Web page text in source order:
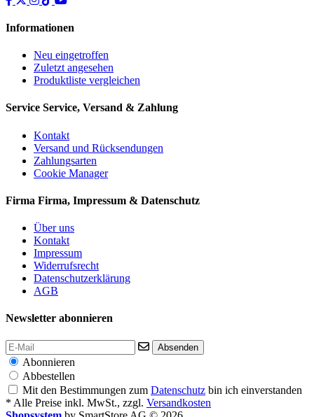
Informationen
Neu eingetroffen
Zuletzt angesehen
Produktliste vergleichen
Service Service, Versand & Zahlung
Kontakt
Versand und Rücksendungen
Zahlungsarten
Cookie Manager
Firma Firma, Impressum & Datenschutz
Über uns
Kontakt
Impressum
Widerrufsrecht
Datenschutzerklärung
AGB
Newsletter abonnieren
Absenden
Abonnieren
Abbestellen
Mit den Bestimmungen zum Datenschutz bin ich einverstanden
* Alle Preise inkl. MwSt., zzgl. Versandkosten